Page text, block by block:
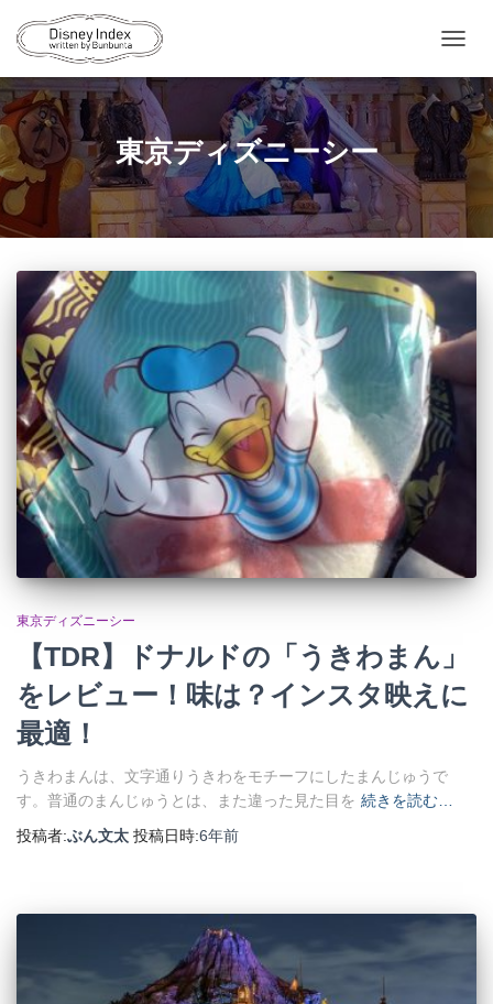
ビ
ゲ
ー
ョ
ン
を
切
え
東京ディズニーシー
東京ディズニーシー
【TDR】ドナルドの「うきわまん」
をレビュー！味は？インスタ映えに
最適！
うきわまんは、文字通りうきわをモチーフにしたまんじゅうで
す。普通のまんじゅうとは、また違った見た目を 続きを読む…
投稿者:ぶん文太 投稿日時:6年前